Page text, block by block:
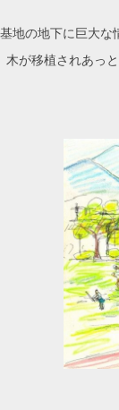
地の地下に巨大
が移植されあっ